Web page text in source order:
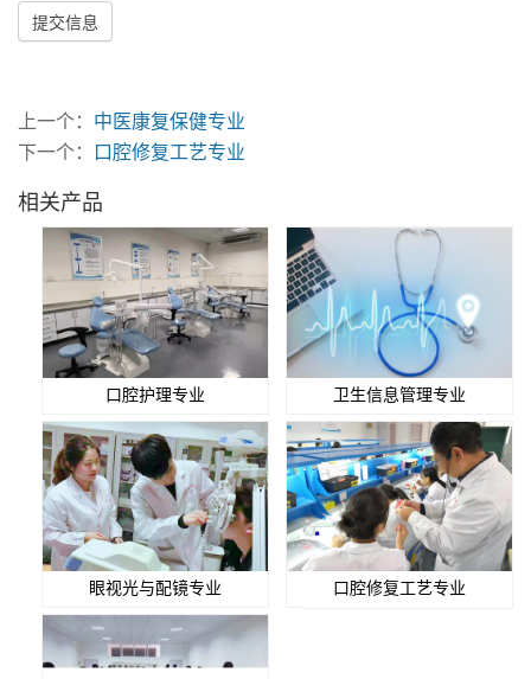
提交信息
上一个： 中医康复保健专业
下一个：
口腔修复工艺专业
相关产品
口腔护理专业 卫生信息管理专业
眼视光与配镜专业 口腔修复工艺专业